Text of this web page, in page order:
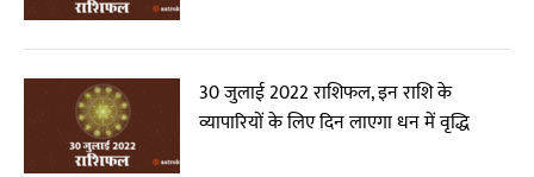
30 जुलाई 2022 राशिफल, इन राशि के
व्यापारियों के लिए दिन लाएगा धन में वृद्धि